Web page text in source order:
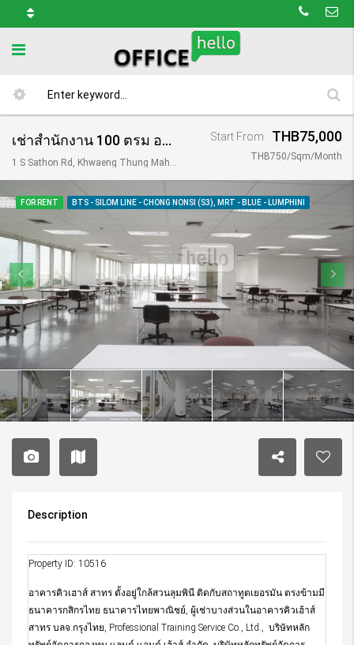
เช่าสำนักงาน 100 ตรม อาคารคิวเฮ้าส์ สาทร/ Q House Sathorn
1 S Sathon Rd, Khwaeng Thung Maha Mek, Khet Sathon, Krung Thep Maha Nakhon 10120, Thailand
Start From THB75,000
THB750/Sqm/Month
FOR RENT BTS - SILOM LINE - CHONG NONSI (S3), MRT - BLUE - LUMPHINI
Description
Property ID: 10516
อาคารคิวเฮาส์ สาทร ตั้งอยู่ใกล้สวนลุมพินี ติดกับสถาทูตเยอรมัน ตรงข้ามมี
ธนาคารกสิกรไทย ธนาคารไทยพาณิชย์, ผู้เช่าบางส่วนในอาคารคิวเฮ้าส์
สาทร บลจ.กรุงไทย, Professional Training Service Co., Ltd., บริษัทหลัก